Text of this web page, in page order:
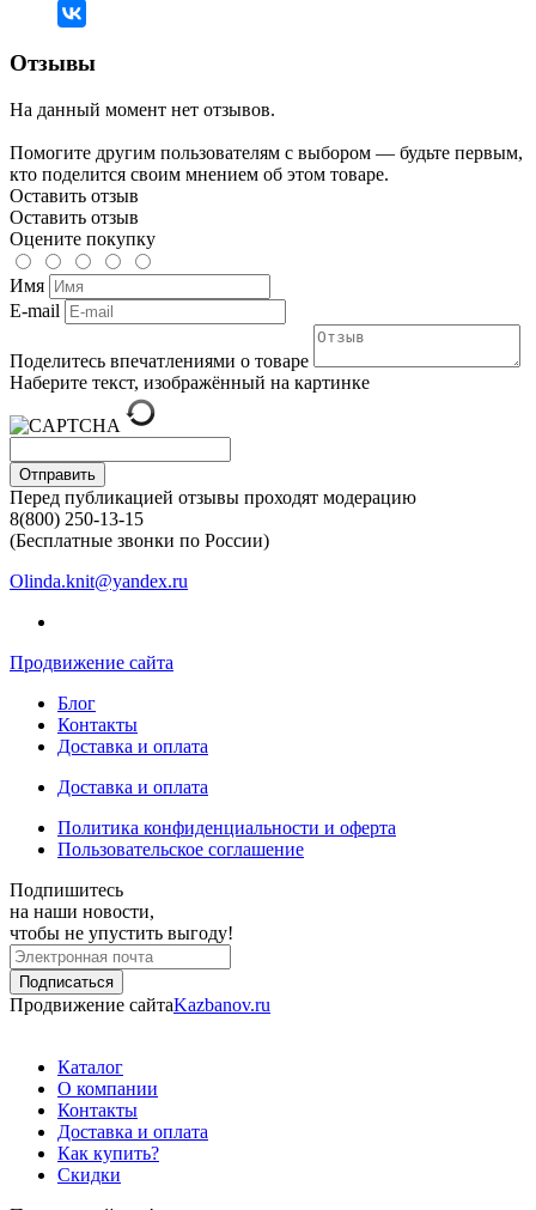
Отзывы
На данный момент нет отзывов.
Помогите другим пользователям с выбором — будьте первым,
кто поделится своим мнением об этом товаре.
Оставить отзыв
Оставить отзыв
Оцените покупку
Имя
E-mail
Поделитесь впечатлениями о товаре
Наберите текст, изображённый на картинке
Отправить
Перед публикацией отзывы проходят модерацию
8(800) 250-13-15
(Бесплатные звонки по России)
Olinda.knit@yandex.ru
Продвижение сайта
Блог
Контакты
Доставка и оплата
Доставка и оплата
Политика конфиденциальности и оферта
Пользовательское соглашение
Подпишитесь
на наши новости,
чтобы не упустить выгоду!
Продвижение сайтаKazbanov.ru
Каталог
О компании
Контакты
Доставка и оплата
Как купить?
Скидки